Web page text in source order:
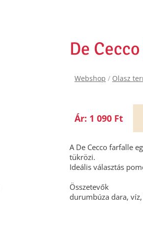
De
Webshop / Olasz
Ár: 1 090 Ft
A De Cecco farfalle
tükrözi.
Ideális választás
Összetevők
durumbúza dara,